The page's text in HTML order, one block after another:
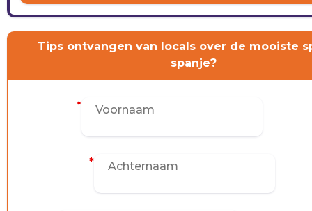
Tips ontvangen van locals over de mooiste
spanje?
*
*